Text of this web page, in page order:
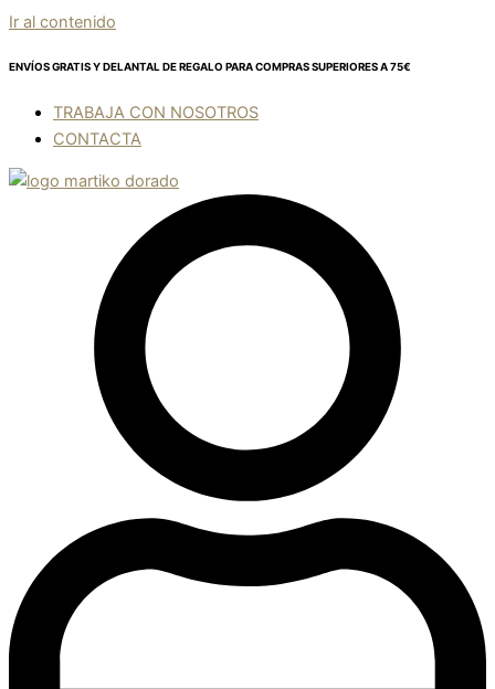
Ir al contenido
ENVÍOS GRATIS Y DELANTAL DE REGALO PARA COMPRAS SUPERIORES A 75€
TRABAJA CON NOSOTROS
CONTACTA